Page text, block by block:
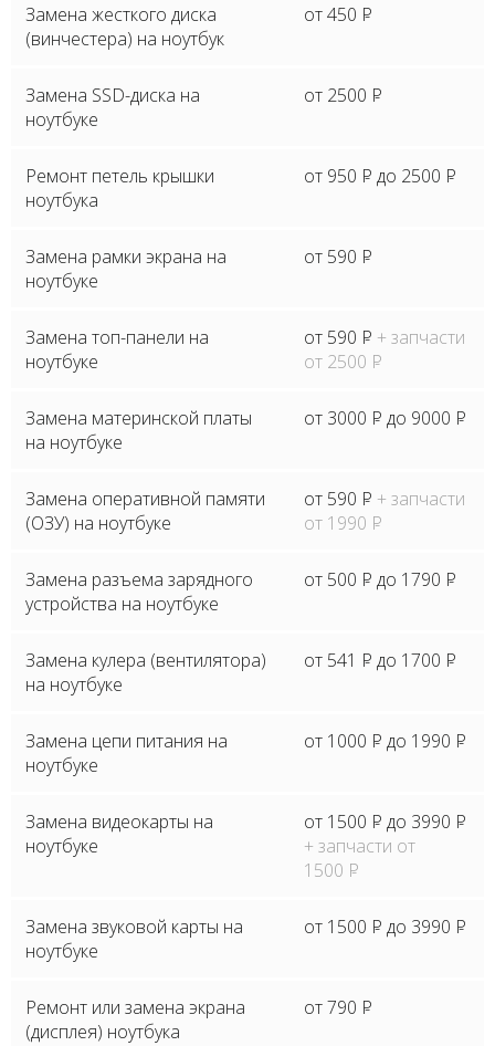
Замена жесткого диска
(винчестера) на ноутбук
от 450 P
Замена SSD-диска на
ноутбуке
от 2500 P
Ремонт петель крышки
ноутбука
от 950 P до 2500 P
Замена рамки экрана на
ноутбуке
от 590 P
Замена топ-панели на
ноутбуке
от 590 P + запчасти
от 2500 P
Замена материнской платы
на ноутбуке
от 3000 P до 9000 P
Замена оперативной памяти
(ОЗУ) на ноутбуке
от 590 P + запчасти
от 1990 P
Замена разъема зарядного
устройства на ноутбуке
от 500 P до 1790 P
Замена кулера (вентилятора)
на ноутбуке
от 541 P до 1700 P
Замена цепи питания на
ноутбуке
от 1000 P до 1990 P
Замена видеокарты на
ноутбуке
от 1500 P до 3990 P
+ запчасти от
1500 P
Замена звуковой карты на
ноутбуке
от 1500 P до 3990 P
Ремонт или замена экрана
(дисплея) ноутбука
от 790 P